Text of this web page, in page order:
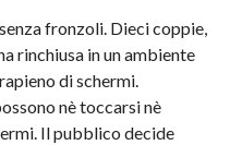
fronzoli. Dieci coppie,
rinchiusa in un ambiente
di schermi.
nè toccarsi nè
Il pubblico decide